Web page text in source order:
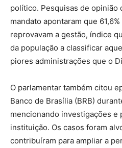
político. Pesquisas de opinião
mandato apontaram que
reprovavam a gestão, índice
da população a classificar
piores administrações que o
O parlamentar também citou
Banco de Brasília (BRB)
mencionando investigações
instituição. Os casos foram
contribuíram para ampliar a